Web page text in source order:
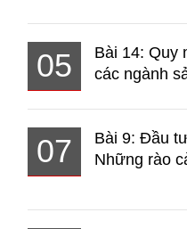
05
Bài 14: Quy
các ngành
07
Bài 9: Đầu
Những rào